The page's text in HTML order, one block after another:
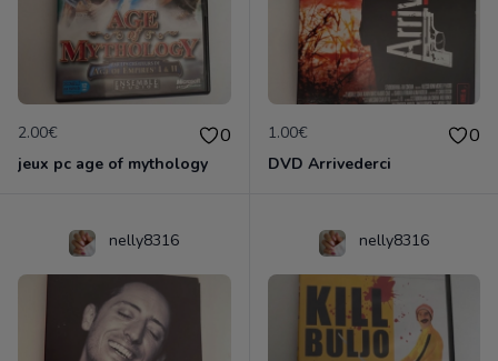
2.00€ 0
jeux pc age of mythology
1.00€ 0
DVD Arrivederci
nelly8316 nelly8316